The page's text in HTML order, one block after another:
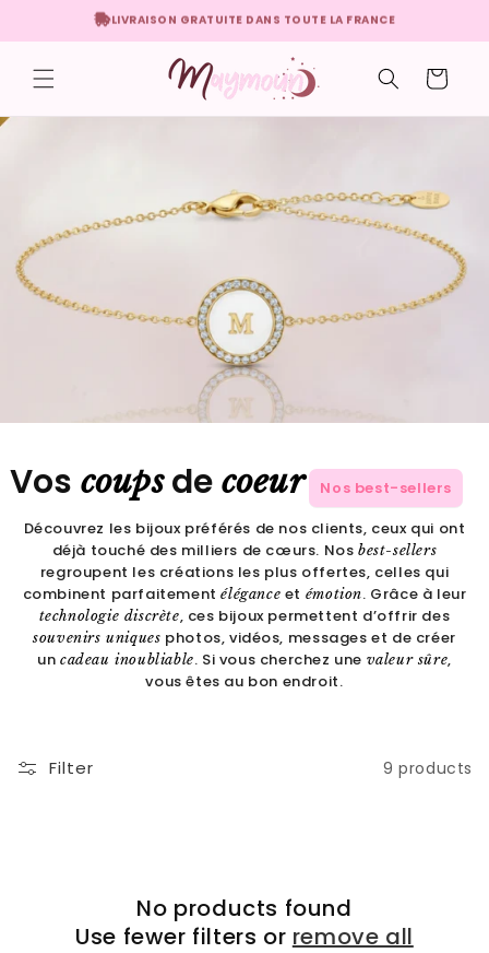
content
SERVICE CLIENT 7/7J 24/24H TOUTE L'ANNÉE
Cart
Vos coupsde coeur
Nos best-sellers
Découvrez les bijoux préférés de nos clients, ceux qui ont
déjà touché des milliers de cœurs. Nosbest-sellers
regroupent les créations les plus offertes, celles qui
combinent parfaitementélégance et émotion. Grâce à leur
technologie discrète, ces bijoux permettent d’offrir des
souvenirs uniques photos, vidéos, messages et de créer
un cadeau inoubliable. Si vous cherchez une valeur sûre,
vous êtes au bon endroit.
Filter 9 products
No products found
Use fewer filters or remove all